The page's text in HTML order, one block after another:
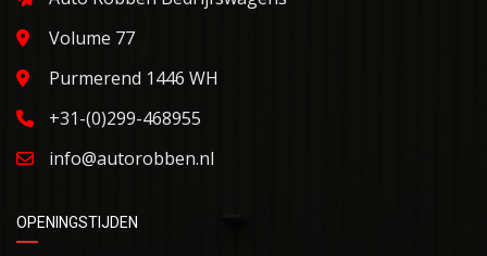
Volume 77
Purmerend 1446 WH
+31-(0)299-468955
info@autorobben.nl
OPENINGSTIJDEN